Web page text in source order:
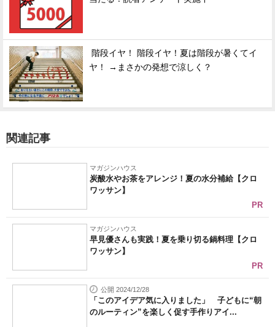
階段イヤ！ 階段イヤ！夏は階段が暑くてイ
ヤ！ →まさかの発想で涼しく？
関連記事
マガジンハウス
炭酸水やお茶をアレンジ！夏の水分補給【クロ
ワッサン】
PR
マガジンハウス
早見優さんも実践！夏を乗り切る鍋料理【クロ
ワッサン】
PR
公開 2024/12/28
「このアイデア気に入りました」 子どもに“朝
のルーティン”を楽しく促す手作りアイ...